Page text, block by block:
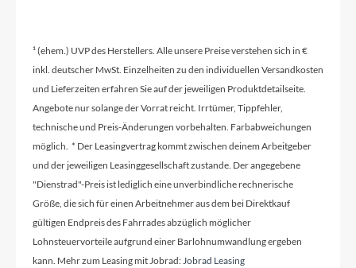
Schaltwerk
Shimano GRX 825, Di2, Shadow RD+
Rahmenmaterial
Shimano RX 820, 48/31
¹ (ehem.) UVP des Herstellers. Alle unsere Preise verstehen sich in €
inkl. deutscher MwSt. Einzelheiten zu den individuellen Versandkosten
und Lieferzeiten erfahren Sie auf der jeweiligen Produktdetailseite.
Angebote nur solange der Vorrat reicht. Irrtümer, Tippfehler,
technische und Preis-Änderungen vorbehalten. Farbabweichungen
möglich. * Der Leasingvertrag kommt zwischen deinem Arbeitgeber
und der jeweiligen Leasinggesellschaft zustande. Der angegebene
"Dienstrad"-Preis ist lediglich eine unverbindliche rechnerische
Größe, die sich für einen Arbeitnehmer aus dem bei Direktkauf
gültigen Endpreis des Fahrrades abzüglich möglicher
Lohnsteuervorteile aufgrund einer Barlohnumwandlung ergeben
kann. Mehr zum Leasing mit Jobrad:Jobrad Leasing